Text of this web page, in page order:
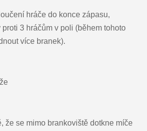
hráče do konce zápasu,
3 hráčům v poli (během tohoto
více branek).
že se mimo brankoviště dotkne míče